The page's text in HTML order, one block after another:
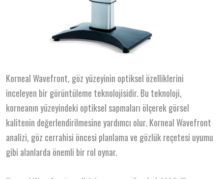
Korneal Wavefront, göz yüzeyinin optiksel özelliklerini
inceleyen bir görüntüleme teknolojisidir. Bu teknoloji,
korneanın yüzeyindeki optiksel sapmaları ölçerek görsel
kalitenin değerlendirilmesine yardımcı olur. Korneal Wavefront
analizi, göz cerrahisi öncesi planlama ve gözlük reçetesi uyumu
gibi alanlarda önemli bir rol oynar.